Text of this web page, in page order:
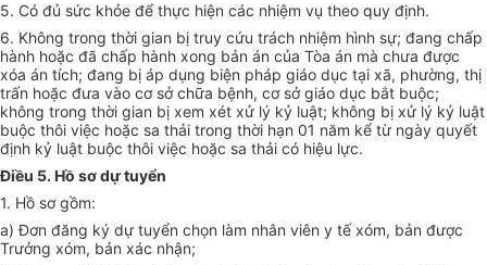
5. Có đủ sức khỏe để thực hiện các nhiệm vụ theo quy định.
6. Không trong thời gian bị truy cứu trách nhiệm hình sự; đang chấp
hành hoặc đã chấp hành xong bản án của Tòa án mà chưa được
xóa án tích; đang bị áp dụng biện pháp giáo dục tại xã, phường, thị
trấn hoặc đưa vào cơ sở chữa bệnh, cơ sở giáo dục bắt buộc;
không trong thời gian bị xem xét xử lý kỷ luật; không bị xử lý kỷ luật
buộc thôi việc hoặc sa thải trong thời hạn 01 năm kể từ ngày quyết
định kỷ luật buộc thôi việc hoặc sa thải có hiệu lực.
Điều 5. Hồ sơ dự tuyển
1. Hồ sơ gồm:
a) Đơn đăng ký dự tuyển chọn làm nhân viên y tế xóm, bản được
Trưởng xóm, bản xác nhận;